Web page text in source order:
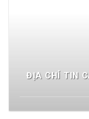
ĐỊA CHỈ TIN